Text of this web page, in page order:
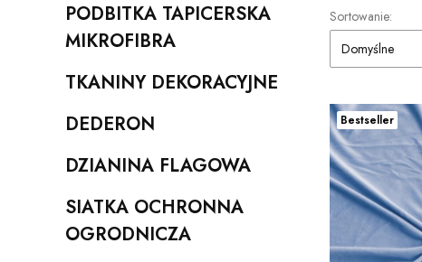
Kategoria - PODBITKA TAPICERSKA MIKROFIBRA
PODBITKA TAPICERSKA
MIKROFIBRA
Kategoria - TKANINY DEKORACYJNE
TKANINY DEKORACYJNE
Kategoria - DEDERON
DEDERON
Kategoria - DZIANINA FLAGOWA
DZIANINA FLAGOWA
Kategoria - SIATKA OCHRONNA OGRODNICZA
SIATKA OCHRONNA
OGRODNICZA
Lista
Sortowanie:
Domyślne
Bestseller